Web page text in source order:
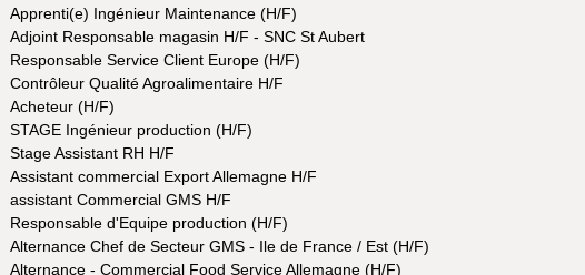
Apprenti(e) Ingénieur Maintenance (H/F)
Adjoint Responsable magasin H/F - SNC St Aubert
Responsable Service Client Europe (H/F)
Contrôleur Qualité Agroalimentaire H/F
Acheteur (H/F)
STAGE Ingénieur production (H/F)
Stage Assistant RH H/F
Assistant commercial Export Allemagne H/F
assistant Commercial GMS H/F
Responsable d'Equipe production (H/F)
Alternance Chef de Secteur GMS - Ile de France / Est (H/F)
Alternance - Commercial Food Service Allemagne (H/F)